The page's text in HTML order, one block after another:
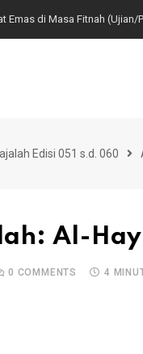
Emas di Masa Fitnah (Ujian/
Edisi 051 s.d. 060
Al-
0 COMMENTS 4